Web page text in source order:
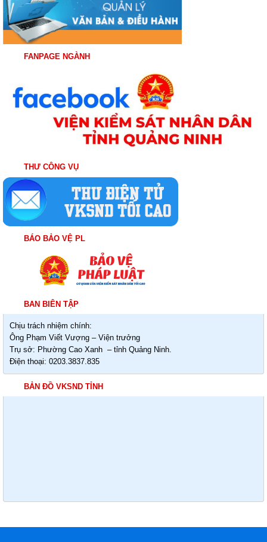
FANPAGE NGÀNH
THƯ CÔNG VỤ
BÁO BẢO VỆ PL
BAN BIÊN TẬP
Chịu trách nhiệm chính:
Ông Phạm Viết Vượng – Viện trưởng
Trụ sở: Phường Cao Xanh – tỉnh Quảng Ninh.
Điện thoại: 0203.3837.835
BẢN ĐỒ VKSND TỈNH